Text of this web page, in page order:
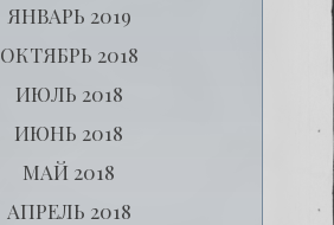
ЯНВАРЬ 2019
ОКТЯБРЬ 2018
ИЮЛЬ 2018
ИЮНЬ 2018
МАЙ 2018
АПРЕЛЬ 2018